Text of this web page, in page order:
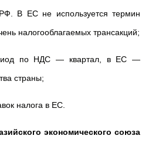
В ЕС не используется термин
налогооблагаемых трансакций;
по НДС — квартал, в ЕС —
страны;
налога в ЕС.
экономического союза